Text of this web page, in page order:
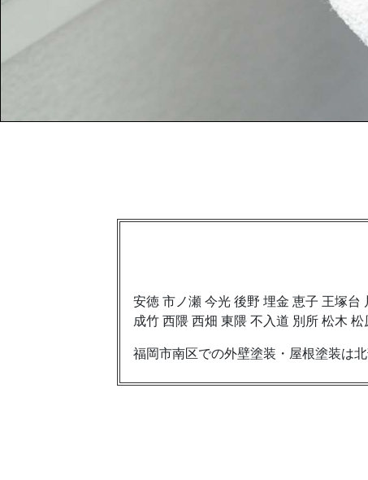
安徳 市ノ瀬 今光 後野 埋金 恵子 王塚
成竹 西隈 西畑 東隈 不入道 別所 松木
福岡市南区での外壁塗装・屋根塗装は